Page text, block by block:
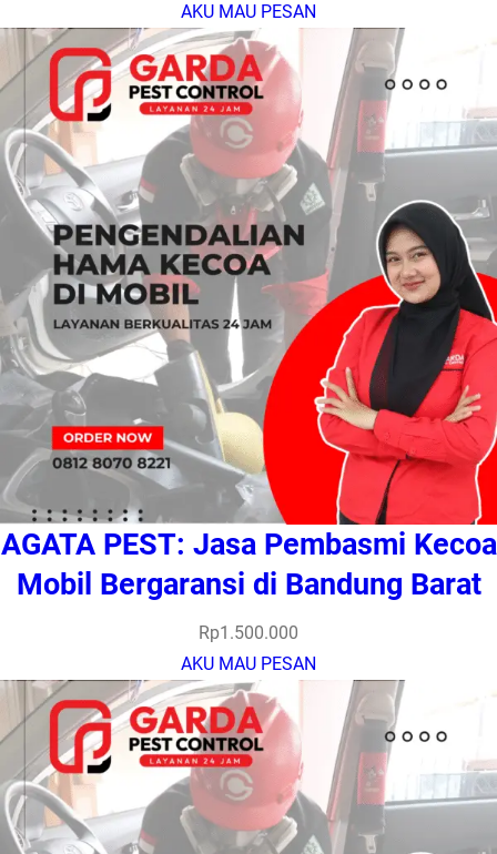
AKU MAU PESAN
AGATA PEST: Jasa Pembasmi Kecoa
Mobil Bergaransi di Bandung Barat
Rp1.500.000
AKU MAU PESAN